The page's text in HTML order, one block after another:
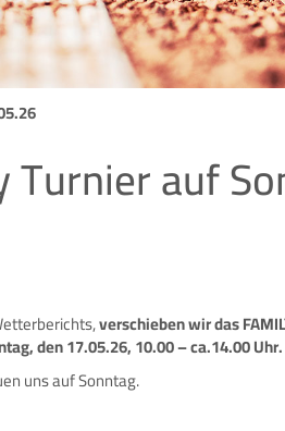
auf
verschieben wir das
den 17.05.26, 10.00 – ca.14.00 Uhr.
uns auf Sonntag.